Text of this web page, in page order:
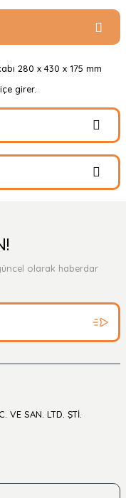
280 x 430 x 175 mm
girer.
yapın!
olarak haberdar
VE SAN. LTD. ŞTİ.